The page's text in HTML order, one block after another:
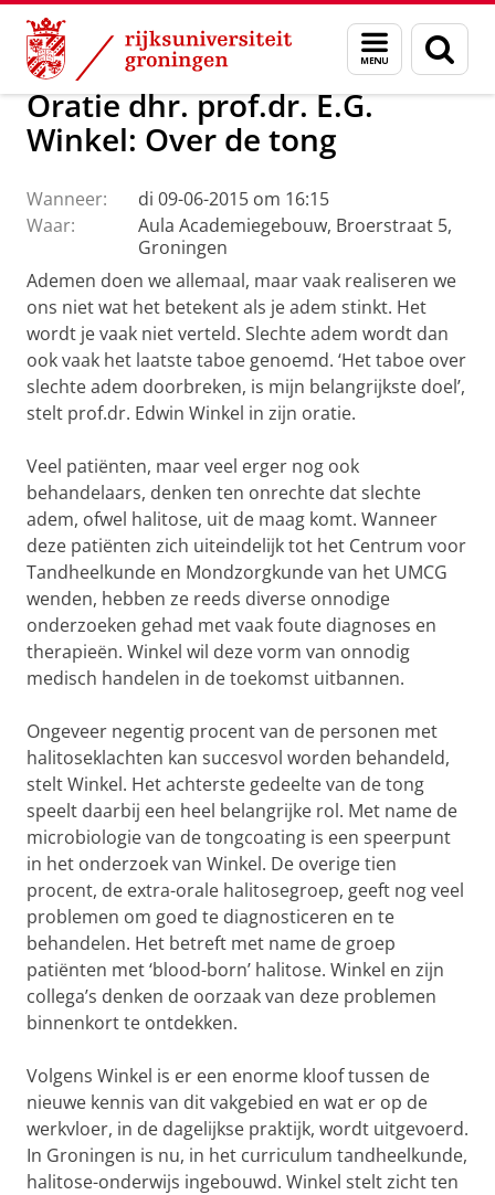
Skip
Content
Skip
Navigation
Menu
en
zoeken
Over ons Actueel Evenementen Oraties
Oratie dhr. prof.dr. E.G.
Winkel: Over de tong
Wanneer:
di 09-06-2015 om 16:15
Waar:
Aula Academiegebouw, Broerstraat 5,
Groningen
Ademen doen we allemaal, maar vaak realiseren we
ons niet wat het betekent als je adem stinkt. Het
wordt je vaak niet verteld. Slechte adem wordt dan
ook vaak het laatste taboe genoemd. ‘Het taboe over
slechte adem doorbreken, is mijn belangrijkste doel’,
stelt prof.dr. Edwin Winkel in zijn oratie.
Veel patiënten, maar veel erger nog ook
behandelaars, denken ten onrechte dat slechte
adem, ofwel halitose, uit de maag komt. Wanneer
deze patiënten zich uiteindelijk tot het Centrum voor
Tandheelkunde en Mondzorgkunde van het UMCG
wenden, hebben ze reeds diverse onnodige
onderzoeken gehad met vaak foute diagnoses en
therapieën. Winkel wil deze vorm van onnodig
medisch handelen in de toekomst uitbannen.
Ongeveer negentig procent van de personen met
halitoseklachten kan succesvol worden behandeld,
stelt Winkel. Het achterste gedeelte van de tong
speelt daarbij een heel belangrijke rol. Met name de
microbiologie van de tongcoating is een speerpunt
in het onderzoek van Winkel. De overige tien
procent, de extra-orale halitosegroep, geeft nog veel
problemen om goed te diagnosticeren en te
behandelen. Het betreft met name de groep
patiënten met ‘blood-born’ halitose. Winkel en zijn
collega’s denken de oorzaak van deze problemen
binnenkort te ontdekken.
Volgens Winkel is er een enorme kloof tussen de
nieuwe kennis van dit vakgebied en wat er op de
werkvloer, in de dagelijkse praktijk, wordt uitgevoerd.
In Groningen is nu, in het curriculum tandheelkunde,
halitose-onderwijs ingebouwd. Winkel stelt zicht ten